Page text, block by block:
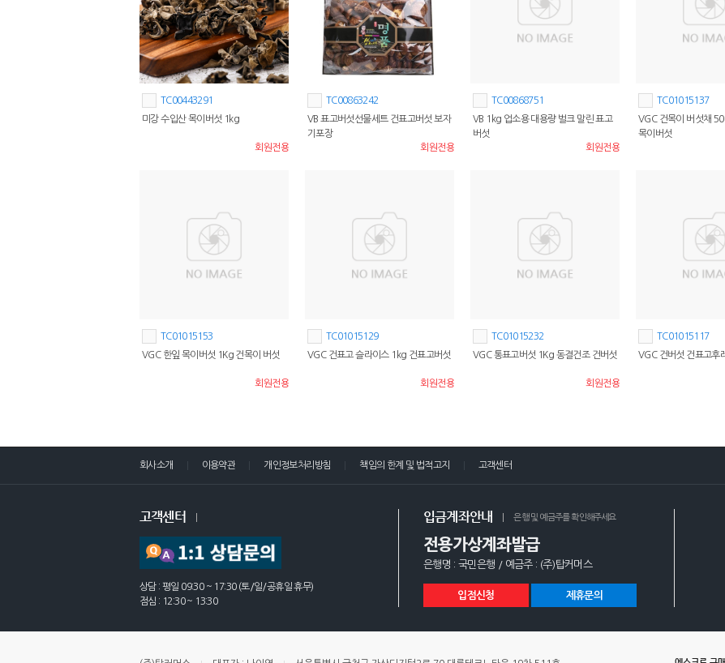
TC00443291
미강 수입산 목이버섯 1kg
회원전용
TC00863242
VB 표고버섯선물세트 건표고버섯 보자
기포장
회원전용
TC00868751
VB 1kg 업소용 대용량 벌크 말린 표고
버섯
회원전용
TC01015137
VGC 건목이 버섯채
목이버섯
TC01015153
VGC 한잎 목이버섯 1Kg 건목이 버섯
회원전용
TC01015129
VGC 건표고 슬라이스 1kg 건표고버섯
회원전용
TC01015232
VGC 통표고버섯 1Kg 동결건조 건버섯
회원전용
TC01015117
VGC 건버섯 건표고후
회사소개 이용약관 개인정보처리방침 책임의 한계 및 법적고지 고객센터
고객센터
상담 : 평일 09:30 ~ 17:30 (토/일/공휴일 휴무)
점심 : 12:30 ~ 13:30
입금계좌안내 은행 및 예금주를 확인해주세요
전용가상계좌발급
은행명 : 국민은행 / 예금주 : (주)탑커머스
입점신청 제휴문의